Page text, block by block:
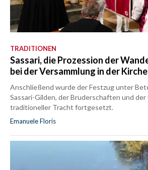
TRADITIONEN
Sassari, die Prozession der
bei der Versammlung in der
Anschließend wurde der Festzug unter
Sassari-Gilden, der Bruderschaften und der
traditioneller Tracht fortgesetzt.
Emanuele Floris